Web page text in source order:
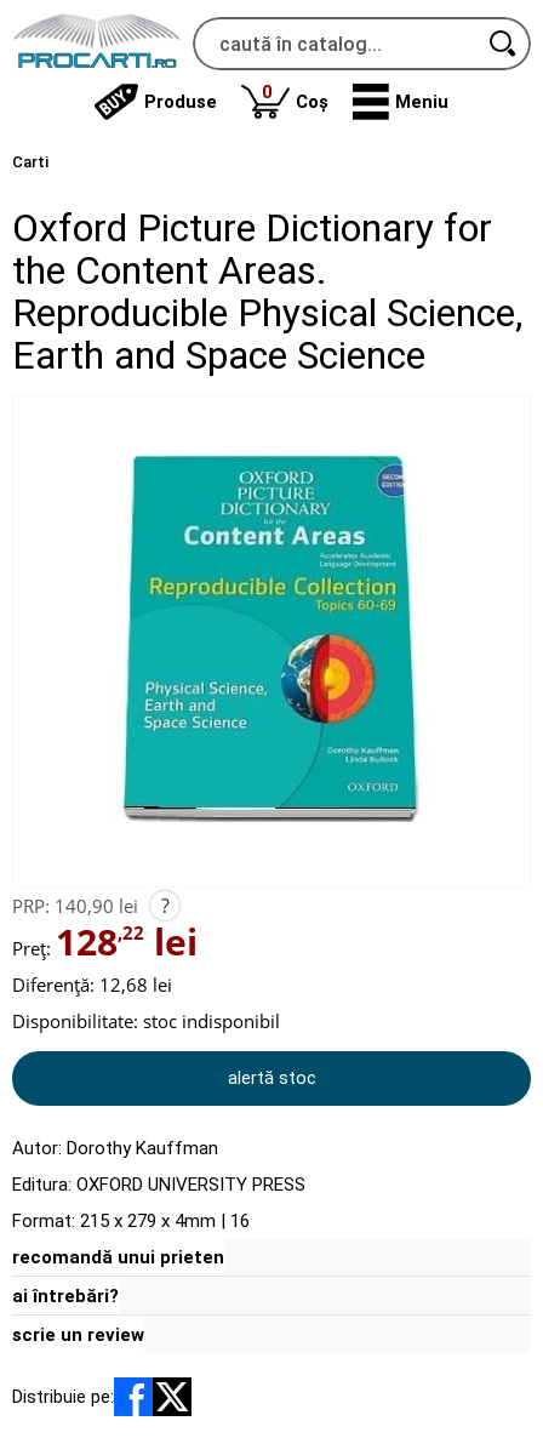
Produse 0produse
Coș Meniu
Carti
Oxford Picture Dictionary for
the Content Areas.
Reproducible Physical Science,
Earth and Space Science
PRP: 140,90 lei ?
Preț: 128,22 lei
Diferență: 12,68 lei
Disponibilitate: stoc indisponibil
alertă stoc
Autor: Dorothy Kauffman
Editura: OXFORD UNIVERSITY PRESS
Format: 215 x 279 x 4mm | 16
recomandă unui prieten
ai întrebări?
scrie un review
Distribuie pe: